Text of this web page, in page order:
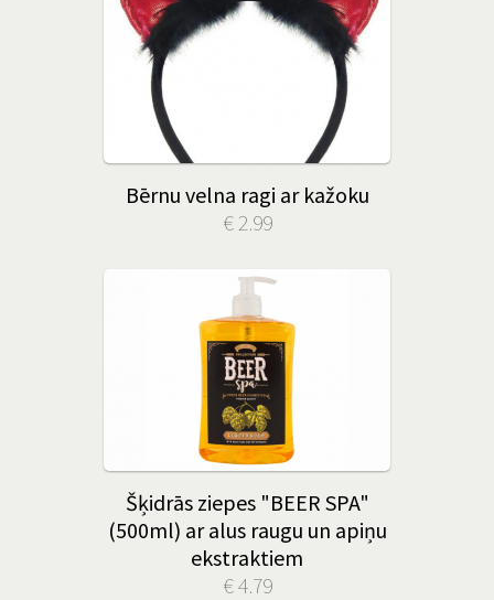
Bērnu velna ragi ar kažoku
€ 2.99
Šķidrās ziepes "BEER SPA"
(500ml) ar alus raugu un apiņu
ekstraktiem
€ 4.79